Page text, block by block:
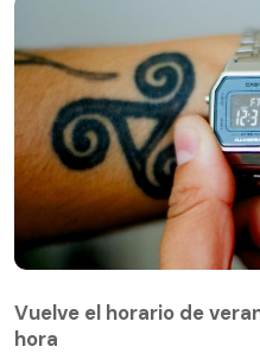
Vuelve el horario de
hora